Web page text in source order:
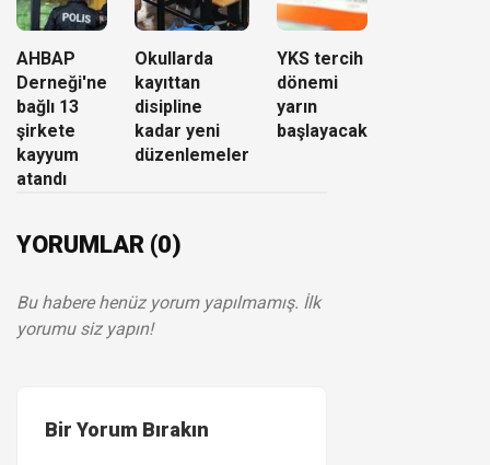
AHBAP
Derneği'ne
bağlı 13
şirkete
kayyum
atandı
Okullarda
kayıttan
disipline
kadar yeni
düzenlemeler
YKS tercih
dönemi
yarın
başlayacak
YORUMLAR (0)
Bu habere henüz yorum yapılmamış. İlk
yorumu siz yapın!
Bir Yorum Bırakın